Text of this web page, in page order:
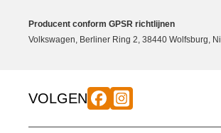
Producent conform GPSR richtlijnen
Volkswagen, Berliner Ring 2, 38440 Wolfsburg,
VOLGEN